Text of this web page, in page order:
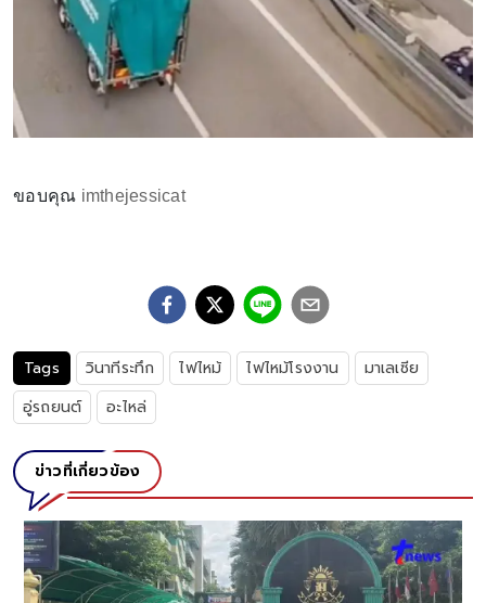
ขอบคุณ imthejessicat
Tags วินาทีระทึก ไฟไหม้ ไฟไหม้โรงงาน
มาเลเซีย
อู่รถยนต์
อะไหล่
ข่าวที่เกี่ยวข้อง
หาด
ชาติขู่